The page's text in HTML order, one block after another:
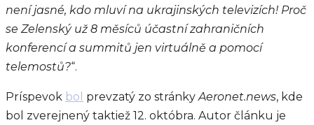
není jasné, kdo mluví na ukrajinských televizích! Proč
se Zelenský už 8 měsíců účastní zahraničních
konferencí a summitů jen virtuálně a pomocí
telemostů?“.
Príspevok bol prevzatý zo stránkyAeronet.news, kde
bol zverejnený taktiež 12. októbra. Autor článku je